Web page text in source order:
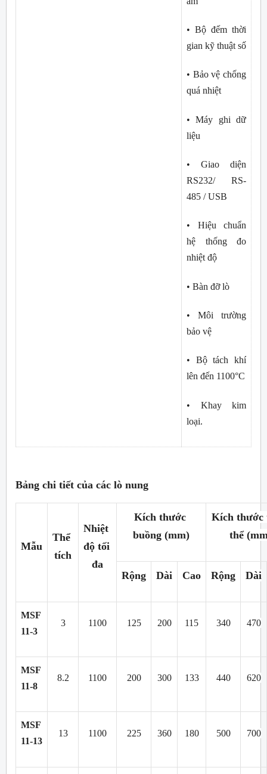
• Bộ đếm thời
gian kỹ thuật số
• Bảo vệ chống
quá nhiệt
• Máy ghi dữ
liệu
• Giao diện
RS232/ RS-
485 / USB
• Hiệu chuẩn
hệ thống đo
nhiệt độ
• Bàn đỡ lò
• Môi trường
bảo vệ
• Bộ tách khí
lên đến 1100°C
• Khay kim
loại.
Bảng chi tiết của các lò nung
Mẫu
Thể
tích
Nhiệt
độ tối
đa
Kích thước
buồng (mm)
Kích thước
thể
Rộng Dài Cao Rộng Dài
MSF
11-3
3 1100 125 200 115 340 470
MSF
11-8
8.2 1100 200 300 133 440 620
MSF
11-13
13 1100 225 360 180 500 700